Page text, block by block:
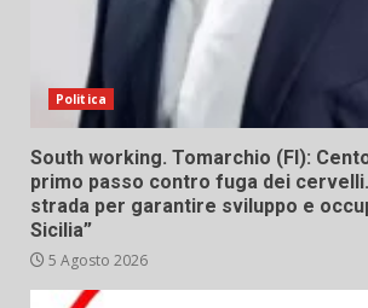
Politica
South working. Tomarchio (FI):
primo passo contro fuga dei
strada per garantire sviluppo e
Sicilia”
5 Agosto 2026